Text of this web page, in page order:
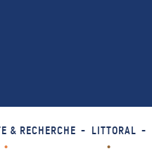
& RECHERCHE LITTORAL